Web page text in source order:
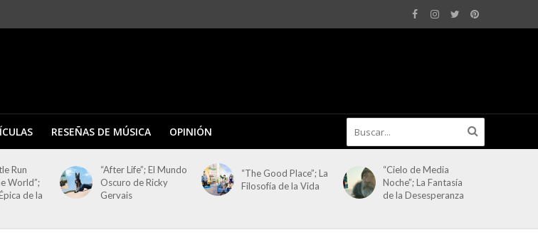
RESEÑAS DE MÚSICA OPINIÓN
Run
World”;
de la
“After Life”; El Mundo
Oscuro de Ricky
Gervais
“The Good Place”; La
Filosofía de la Vida
“Cielo de Media
Noche”; La Fantasía
de la Desesperanza